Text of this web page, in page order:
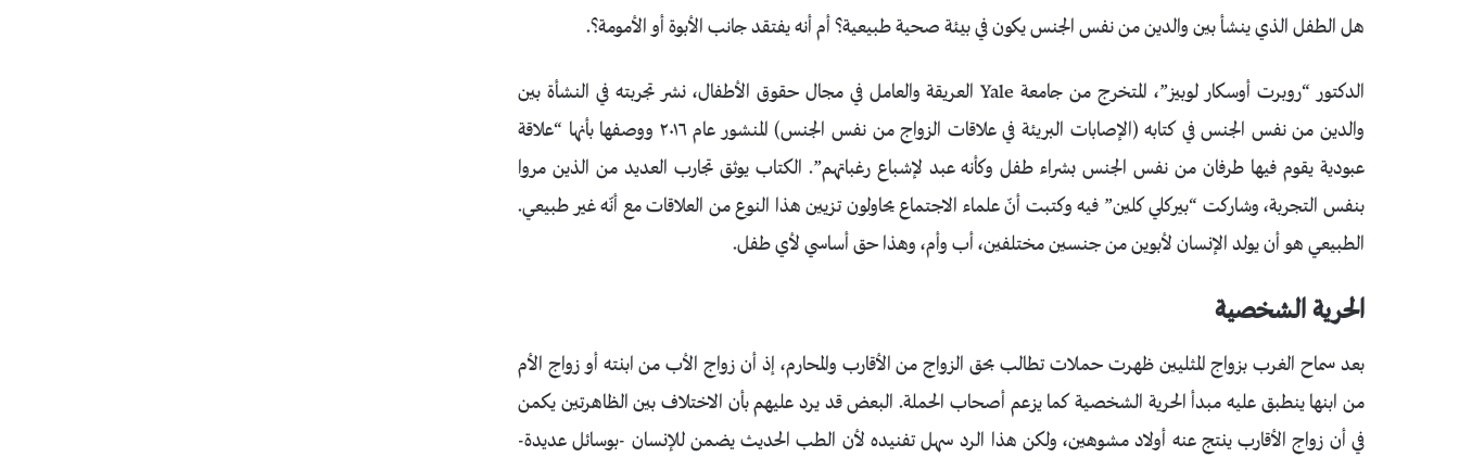
هل الطفل الذي ينشأ بين والدين من نفس الجنس يكون في بيئة صحية طبيعية؟ أم أنه يفتقد جانب الأبوة أو الأمومة؟.
الدكتور “روبرت أوسكار لوبيز”، المتخرج من جامعة Yale العريقة والعامل في مجال حقوق الأطفال، نشر تجربته في النشأة بين
والدين من نفس الجنس في كتابه (الإصابات البريئة في علاقات الزواج من نفس الجنس) المنشور عام ٢٠١٦ ووصفها بأنها “علاقة
عبودية يقوم فيها طرفان من نفس الجنس بشراء طفل وكأنه عبد لإشباع رغباتهم”. الكتاب يوثق تجارب العديد من الذين مروا
بنفس التجربة، وشاركت “بيركلي كلين” فيه وكتبت أنّ علماء الاجتماع يحاولون تزيين هذا النوع من العلاقات مع أنّه غير طبيعي.
الطبيعي هو أن يولد الإنسان لأبوين من جنسين مختلفين، أب وأم، وهذا حق أساسي لأي طفل.
الحرية الشخصية
بعد سماح الغرب بزواج المثليين ظهرت حملات تطالب بحق الزواج من الأقارب والمحارم، إذ أن زواج الأب من ابنته أو زواج الأم
من ابنها ينطبق عليه مبدأ الحرية الشخصية كما يزعم أصحاب الحملة. البعض قد يرد عليهم بأن الاختلاف بين الظاهرتين يكمن
في أن زواج الأقارب ينتج عنه أولاد مشوهين، ولكن هذا الرد سهل تفنيده لأن الطب الحديث يضمن للإنسان -بوسائل عديدة-